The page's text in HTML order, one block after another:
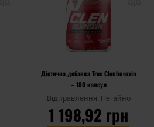
Дієтична добавка Trec Clenburexin
– 180 капсул
Відправлення: Негайно
1 198,92 грн